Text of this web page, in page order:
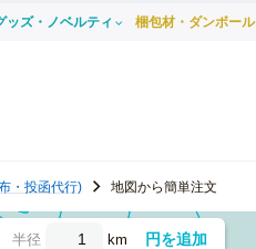
ッズ・ノベルティ 梱包材・ダンボール
・投函代行) 地図から簡単注文
半径 km 円を追加